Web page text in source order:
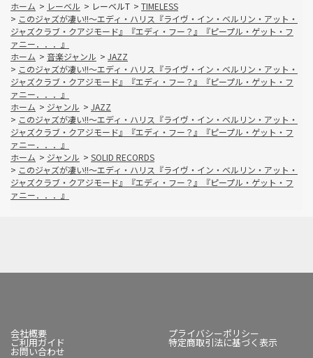
ホーム > レーベル > レーベルT > TIMELESS
> このジャズが凄い!!～エディ・ハリス『ライヴ・イン・ベルリン・アット・
ジャズクラブ・クアジモード』『エディ・フー？』『ピープル・ゲット・フ
ァニー．．．』
ホーム > 音楽ジャンル > JAZZ
> このジャズが凄い!!～エディ・ハリス『ライヴ・イン・ベルリン・アット・
ジャズクラブ・クアジモード』『エディ・フー？』『ピープル・ゲット・フ
ァニー．．．』
ホーム > ジャンル > JAZZ
> このジャズが凄い!!～エディ・ハリス『ライヴ・イン・ベルリン・アット・
ジャズクラブ・クアジモード』『エディ・フー？』『ピープル・ゲット・フ
ァニー．．．』
ホーム > ジャンル > SOLID RECORDS
> このジャズが凄い!!～エディ・ハリス『ライヴ・イン・ベルリン・アット・
ジャズクラブ・クアジモード』『エディ・フー？』『ピープル・ゲット・フ
ァニー．．．』
会社概要 プライバシーポリシー
ご利用ガイド 特定商取引法に基づく表示
お問い合わせ